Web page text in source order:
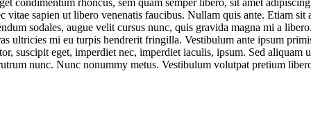
condimentum rhoncus, sem quam semper libero, sit amet
vitae sapien ut libero venenatis faucibus. Nullam quis ante. Etiam
sodales, augue velit cursus nunc, quis gravida magna mi a
ultricies mi eu turpis hendrerit fringilla. Vestibulum ante ipsum
suscipit eget, imperdiet nec, imperdiet iaculis, ipsum. Sed aliquam
nunc. Nunc nonummy metus. Vestibulum volutpat pretium